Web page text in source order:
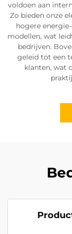
voldoen aan
Zo bieden onze
hogere
modellen, wat
bedrijven.
geleid tot een
klanten, wat